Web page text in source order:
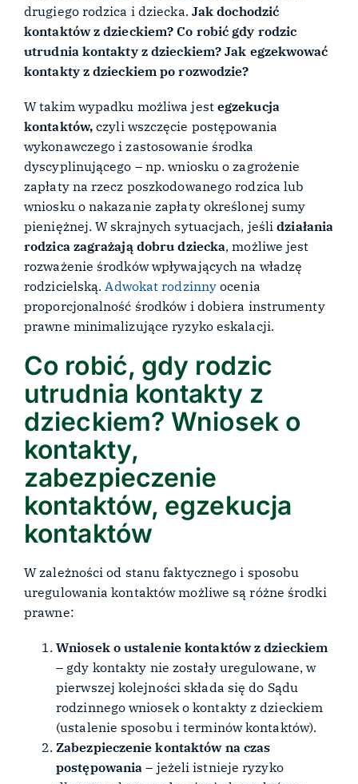
drugiego rodzica i dziecka. Jak dochodzić
kontaktów z dzieckiem? Co robić gdy rodzic
utrudnia kontakty z dzieckiem? Jak egzekwować
kontakty z dzieckiem po rozwodzie?
W takim wypadku możliwa jest egzekucja
kontaktów, czyli wszczęcie postępowania
wykonawczego i zastosowanie środka
dyscyplinującego – np. wniosku o zagrożenie
zapłaty na rzecz poszkodowanego rodzica lub
wniosku o nakazanie zapłaty określonej sumy
pieniężnej. W skrajnych sytuacjach, jeślidziałania
rodzica zagrażają dobru dziecka, możliwe jest
rozważenie środków wpływających na władzę
rodzicielską. Adwokat rodzinny ocenia
proporcjonalność środków i dobiera instrumenty
prawne minimalizujące ryzyko eskalacji.
Co robić, gdy rodzic
utrudnia kontakty z
dzieckiem? Wniosek o
kontakty,
zabezpieczenie
kontaktów, egzekucja
kontaktów
W zależności od stanu faktycznego i sposobu
uregulowania kontaktów możliwe są różne środki
prawne:
Wniosek o ustalenie kontaktów z dzieckiem
– gdy kontakty nie zostały uregulowane, w
pierwszej kolejności składa się do Sądu
rodzinnego wniosek o kontakty z dzieckiem
(ustalenie sposobu i terminów kontaktów).
Zabezpieczenie kontaktów na czas
postępowania – jeżeli istnieje ryzyko